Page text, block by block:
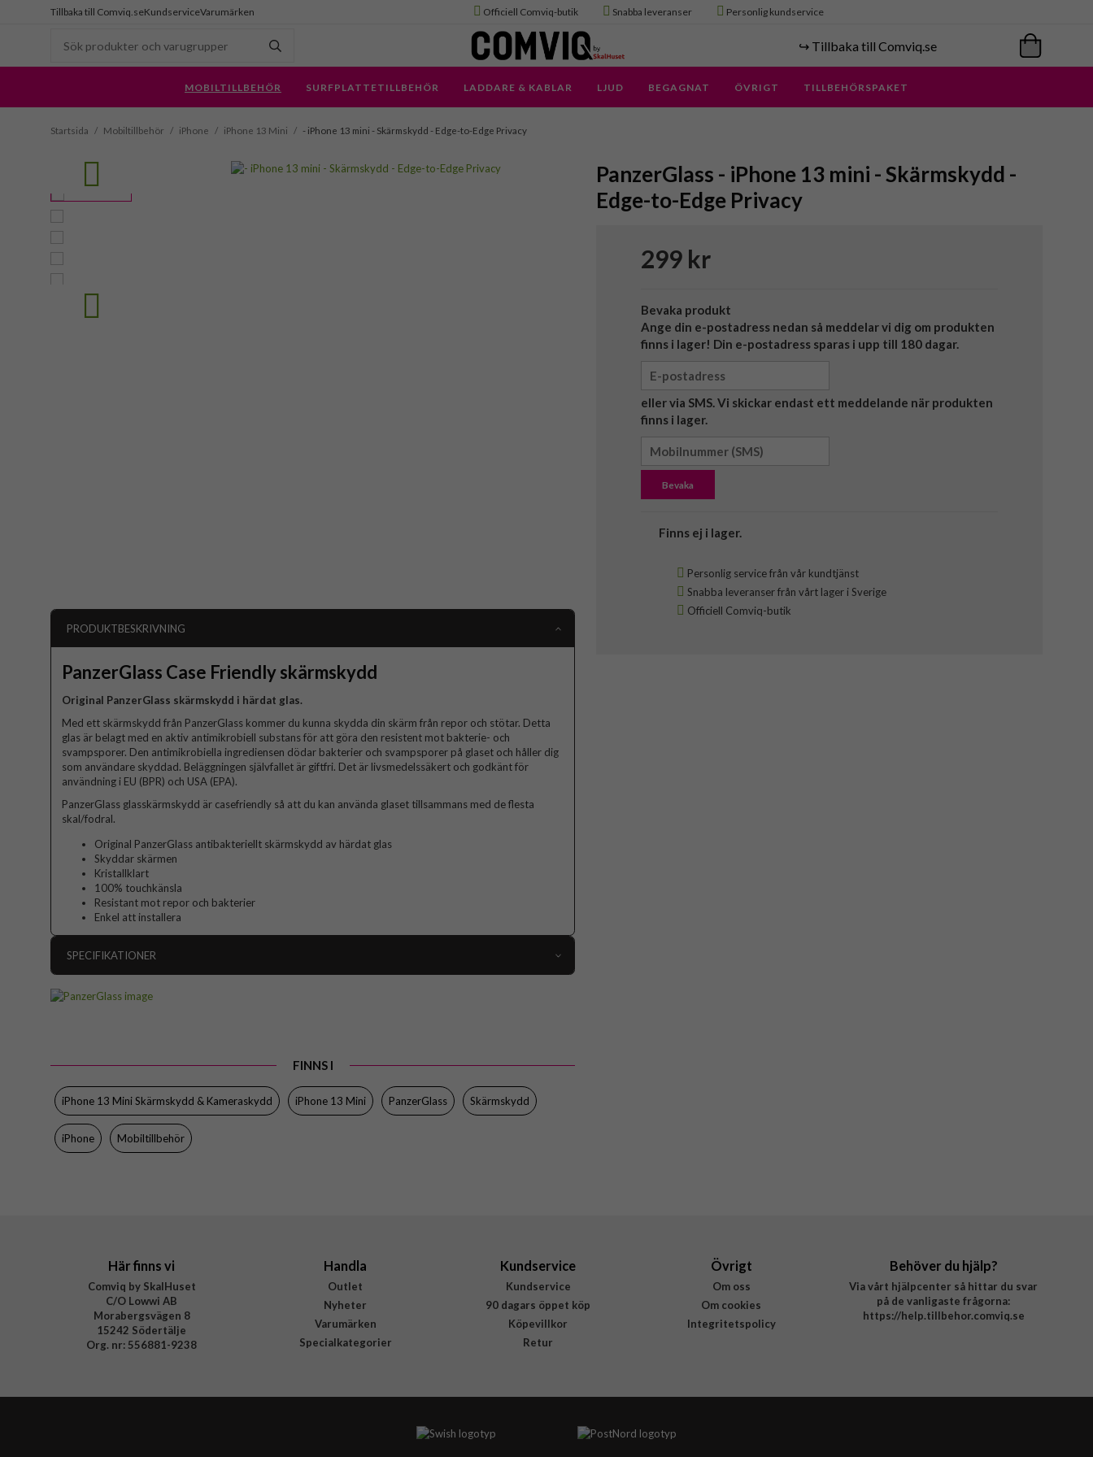
Tillbaka till Comviq.seKundserviceVarumärken Officiell Comviq-butik Snabba leveranser Personlig kundservice
↪️ Tillbaka till Comviq.se
MOBILTILLBEHÖR SURFPLATTETILLBEHÖR LADDARE & KABLAR LJUD BEGAGNAT ÖVRIGT TILLBEHÖRSPAKET
Startsida / Mobiltillbehör / iPhone / iPhone 13 Mini / - iPhone 13 mini - Skärmskydd - Edge-to-Edge Privacy
PanzerGlass - iPhone 13 mini - Skärmskydd -
Edge-to-Edge Privacy
299 kr
Bevaka produkt
Ange din e-postadress nedan så meddelar vi dig om produkten
finns i lager! Din e-postadress sparas i upp till 180 dagar.
eller via SMS. Vi skickar endast ett meddelande när produkten
finns i lager.
Bevaka
Finns ej i lager.
Personlig service från vår kundtjänst
Snabba leveranser från vårt lager i Sverige
Officiell Comviq-butik
PRODUKTBESKRIVNING
PanzerGlass Case Friendly skärmskydd
Original PanzerGlass skärmskydd i härdat glas.
Med ett skärmskydd från PanzerGlass kommer du kunna skydda din skärm från repor och stötar. Detta
glas är belagt med en aktiv antimikrobiell substans för att göra den resistent mot bakterie- och
svampsporer. Den antimikrobiella ingrediensen dödar bakterier och svampsporer på glaset och håller dig
som användare skyddad. Beläggningen självfallet är giftfri. Det är livsmedelssäkert och godkänt för
användning i EU (BPR) och USA (EPA).
PanzerGlass glasskärmskydd är casefriendly så att du kan använda glaset tillsammans med de flesta
skal/fodral.
Original PanzerGlass antibakteriellt skärmskydd av härdat glas
Skyddar skärmen
Kristallklart
100% touchkänsla
Resistant mot repor och bakterier
Enkel att installera
SPECIFIKATIONER
Egenskaper
Antibakteriell, Case friendly, Kameraskydd
Färg
Genomskinlig, Svart
Material
Härdat glas
Varumärke
FINNS I
iPhone 13 Mini Skärmskydd & Kameraskydd iPhone 13 Mini PanzerGlass Skärmskydd
iPhone Mobiltillbehör
Här finns vi
Comviq by SkalHuset
C/O Lowwi AB
Morabergsvägen 8
15242 Södertälje
Org. nr: 556881-9238
Handla
Outlet
Nyheter
Varumärken
Specialkategorier
Kundservice
Kundservice
90 dagars öppet köp
Köpevillkor
Retur
Övrigt
Om oss
Om cookies
Integritetspolicy
Behöver du hjälp?
Via vårt hjälpcenter så hittar du svar
på de vanligaste frågorna:
https://help.tillbehor.comviq.se